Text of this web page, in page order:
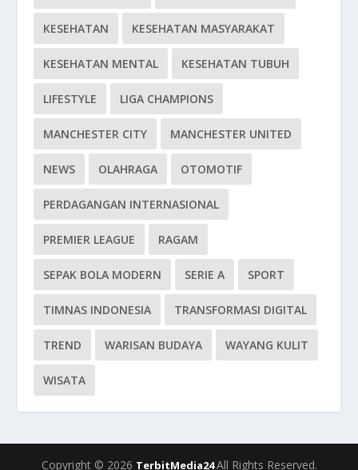
KESEHATAN KESEHATAN MASYARAKAT
KESEHATAN MENTAL KESEHATAN TUBUH
LIFESTYLE LIGA CHAMPIONS
MANCHESTER CITY MANCHESTER UNITED
NEWS OLAHRAGA OTOMOTIF
PERDAGANGAN INTERNASIONAL
PREMIER LEAGUE RAGAM
SEPAK BOLA MODERN SERIE A SPORT
TIMNAS INDONESIA TRANSFORMASI DIGITAL
TREND WARISAN BUDAYA WAYANG KULIT
WISATA
Copyright © 2026 TerbitMedia24All Rights Reserved.